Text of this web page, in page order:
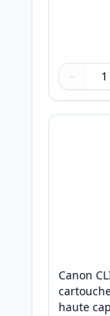
Quantité
Utilisez
−
Quantité
Canon
haute